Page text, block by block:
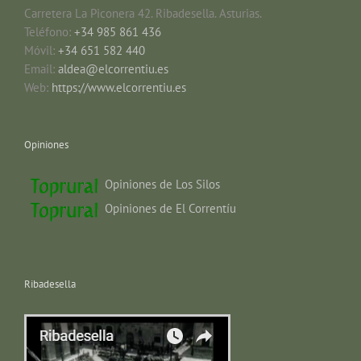
Carretera La Piconera 42. Ribadesella. Asturias.
Teléfono: +34 985 861 436
Móvil: +34 651 582 440
Email: aldea@elcorrentiu.es
Web: https://www.elcorrentiu.es
Opiniones
Opiniones de Los Silos
Opiniones de El Correntíu
Ribadesella